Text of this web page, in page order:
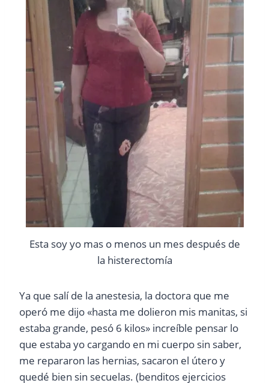
Esta soy yo mas o menos un mes después de
la histerectomía
Ya que salí de la anestesia, la doctora que me
operó me dijo «hasta me dolieron mis manitas, si
estaba grande, pesó 6 kilos» increíble pensar lo
que estaba yo cargando en mi cuerpo sin saber,
me repararon las hernias, sacaron el útero y
quedé bien sin secuelas. (benditos ejercicios